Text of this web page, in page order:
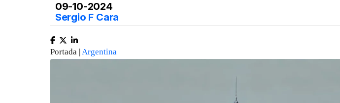
09-10-2024
Sergio F Cara
Portada |Argentina